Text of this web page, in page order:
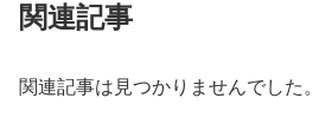
関連記事
関連記事は見つかりませんでした。